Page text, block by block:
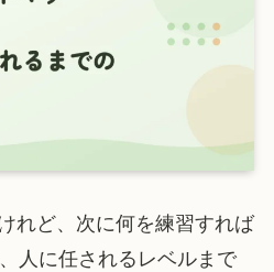
れど、次に何を練習すれば
人に任されるレベルまで